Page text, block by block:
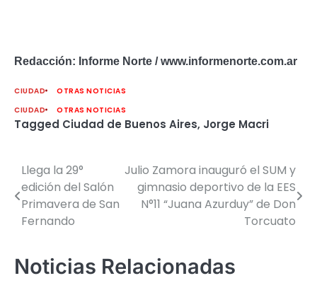
Redacción: Informe Norte / www.informenorte.com.ar
CIUDAD
OTRAS NOTICIAS
CIUDAD
OTRAS NOTICIAS
Tagged Ciudad de Buenos Aires, Jorge Macri
Navegación
de
entradas
Llega la 29°
edición del Salón
Primavera de San
Fernando
Julio Zamora inauguró el SUM y
gimnasio deportivo de la EES
N°11 “Juana Azurduy” de Don
Torcuato
Noticias Relacionadas